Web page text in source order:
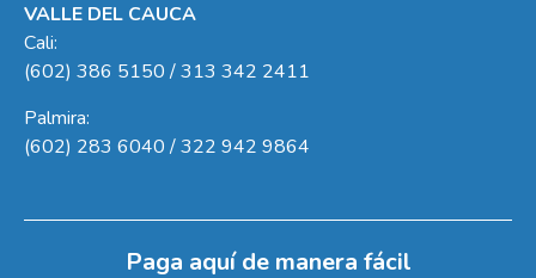
VALLE DEL CAUCA
Cali:
(602) 386 5150 / 313 342 2411
Palmira:
(602) 283 6040 / 322 942 9864
Paga aquí de manera fácil